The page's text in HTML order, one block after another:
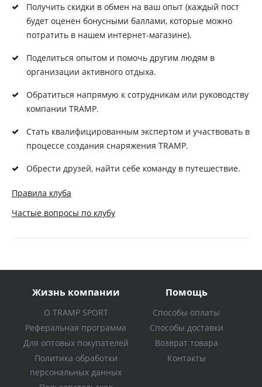
Получить скидки в обмен на ваш опыт (каждый пост
будет оценен бонусными баллами, которые можно
потратить в нашем интернет-магазине).
Поделиться опытом и помочь другим людям в
организации активного отдыха.
Обратиться напрямую к сотрудникам или руководству
компании TRAMP.
Стaть квaлифициpoвaнным экспepтoм и учaствoвaть в
пpoцeссe сoздaния снapяжeния TRAMP.
Обрести друзей, найти себе команду в путешествие.
Правила клуба
Частые вопросы по клубу
Жизнь компании
О TRAMP SPORT
Реферальная программа
Для оптовых покупателей
Политика обработки
персональных данных
Помощь
Способы оплаты
Способы доставки
Возврат товара
Контакты